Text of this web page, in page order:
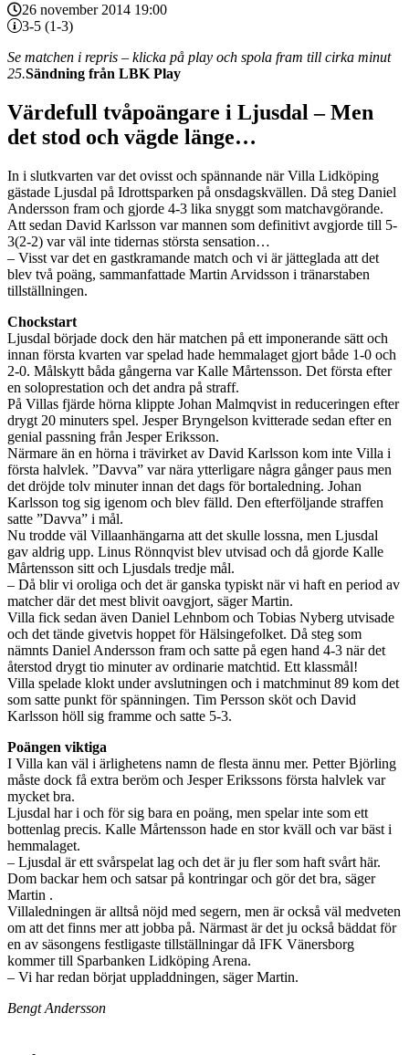
26 november 2014 19:00
3-5 (1-3)
Se matchen i repris – klicka på play och spola fram till cirka minut
25.Sändning från LBK Play
Värdefull tvåpoängare i Ljusdal – Men
det stod och vägde länge…
In i slutkvarten var det ovisst och spännande när Villa Lidköping
gästade Ljusdal på Idrottsparken på onsdagskvällen. Då steg Daniel
Andersson fram och gjorde 4-3 lika snyggt som matchavgörande.
Att sedan David Karlsson var mannen som definitivt avgjorde till 5-
3(2-2) var väl inte tidernas största sensation…
– Visst var det en gastkramande match och vi är jätteglada att det
blev två poäng, sammanfattade Martin Arvidsson i tränarstaben
tillställningen.
Chockstart
Ljusdal började dock den här matchen på ett imponerande sätt och
innan första kvarten var spelad hade hemmalaget gjort både 1-0 och
2-0. Målskytt båda gångerna var Kalle Mårtensson. Det första efter
en soloprestation och det andra på straff.
På Villas fjärde hörna klippte Johan Malmqvist in reduceringen efter
drygt 20 minuters spel. Jesper Bryngelson kvitterade sedan efter en
genial passning från Jesper Eriksson.
Närmare än en hörna i trävirket av David Karlsson kom inte Villa i
första halvlek. ”Davva” var nära ytterligare några gånger paus men
det dröjde tolv minuter innan det dags för bortaledning. Johan
Karlsson tog sig igenom och blev fälld. Den efterföljande straffen
satte ”Davva” i mål.
Nu trodde väl Villaanhängarna att det skulle lossna, men Ljusdal
gav aldrig upp. Linus Rönnqvist blev utvisad och då gjorde Kalle
Mårtensson sitt och Ljusdals tredje mål.
– Då blir vi oroliga och det är ganska typiskt när vi haft en period av
matcher där det mest blivit oavgjort, säger Martin.
Villa fick sedan även Daniel Lehnbom och Tobias Nyberg utvisade
och det tände givetvis hoppet för Hälsingefolket. Då steg som
nämnts Daniel Andersson fram och satte på egen hand 4-3 när det
återstod drygt tio minuter av ordinarie matchtid. Ett klassmål!
Villa spelade klokt under avslutningen och i matchminut 89 kom det
som satte punkt för spänningen. Tim Persson sköt och David
Karlsson höll sig framme och satte 5-3.
Poängen viktiga
I Villa kan väl i ärlighetens namn de flesta ännu mer. Petter Björling
måste dock få extra beröm och Jesper Erikssons första halvlek var
mycket bra.
Ljusdal har i och för sig bara en poäng, men spelar inte som ett
bottenlag precis. Kalle Mårtensson hade en stor kväll och var bäst i
hemmalaget.
– Ljusdal är ett svårspelat lag och det är ju fler som haft svårt här.
Dom backar hem och satsar på kontringar och gör det bra, säger
Martin .
Villaledningen är alltså nöjd med segern, men är också väl medveten
om att det finns mer att jobba på. Närmast är det ju också bäddat för
en av säsongens festligaste tillställningar då IFK Vänersborg
kommer till Sparbanken Lidköping Arena.
– Vi har redan börjat uppladdningen, säger Martin.
Bengt Andersson